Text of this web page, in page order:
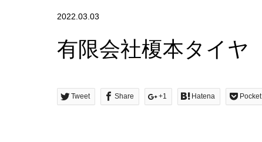
2022.03.03
有限会社榎本タイヤ
Tweet Share +1 Hatena Pocket